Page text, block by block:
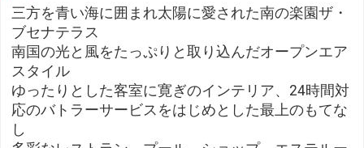
三方を青い海に囲まれ太陽に愛された南の楽園ザ・
ブセナテラス
南国の光と風をたっぷりと取り込んだオープンエア
スタイル
ゆったりとした客室に寛ぎのインテリア、24時間対
応のバトラーサービスをはじめとした最上のもてな
し